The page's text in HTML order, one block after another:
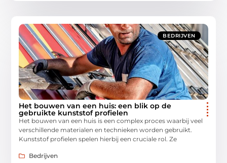
BEDRIJVEN
Het bouwen van een huis: een blik op de
gebruikte kunststof profielen
Het bouwen van een huis is een complex proces waarbij veel
verschillende materialen en technieken worden gebruikt.
Kunststof profielen spelen hierbij een cruciale rol. Ze
Bedrijven